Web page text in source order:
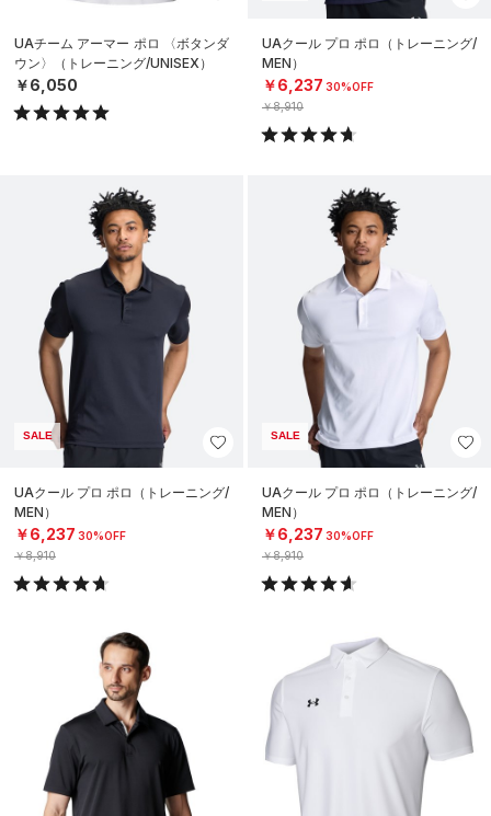
UAチーム アーマー ポロ 〈ボタンダ
ウン〉（トレーニング/UNISEX）
￥6,050
UAクール プロ ポロ（トレーニング/
MEN）
￥6,237 30%OFF
￥8,910
SALE
UAクール プロ ポロ（トレーニング/
MEN）
￥6,237 30%OFF
￥8,910
SALE
UAクール プロ ポロ（トレーニング/
MEN）
￥6,237 30%OFF
￥8,910